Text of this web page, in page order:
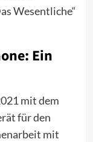
Wesentliche“
Ein
mit dem
für den
mit